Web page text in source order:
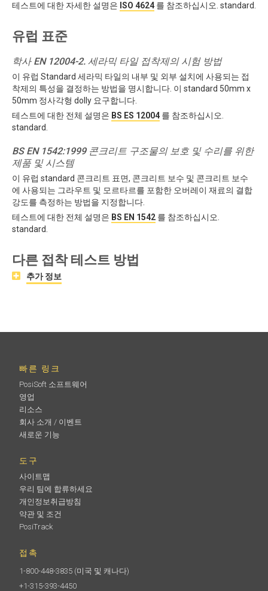
테스트에 대한 자세한 설명은 ISO 4624 를 참조하십시오. standard.
유럽 표준
학사 EN 12004-2. 세라믹 타일 접착제의 시험 방법
이 유럽 Standard 세라믹 타일의 내부 및 외부 설치에 사용되는 접
착제의 특성을 결정하는 방법을 명시합니다. 이 standard 50mm x
50mm 정사각형 dolly 요구합니다.
테스트에 대한 전체 설명은 BS ES 12004 를 참조하십시오.
standard.
BS EN 1542:1999 콘크리트 구조물의 보호 및 수리를 위한
제품 및 시스템
이 유럽 standard 콘크리트 표면, 콘크리트 보수 및 콘크리트 보수
에 사용되는 그라우트 및 모르타르를 포함한 오버레이 재료의 결합
강도를 측정하는 방법을 지정합니다.
테스트에 대한 전체 설명은 BS EN 1542 를 참조하십시오.
standard.
다른 접착 테스트 방법
추가 정보
빠른 링크
PosiSoft 소프트웨어
영업
리소스
회사 소개 / 이벤트
새로운 기능
도구
사이트맵
우리 팀에 합류하세요
개인정보취급방침
약관 및 조건
PosiTrack
접촉
1-800-448-3835 (미국 및 캐나다)
+1-315-393-4450